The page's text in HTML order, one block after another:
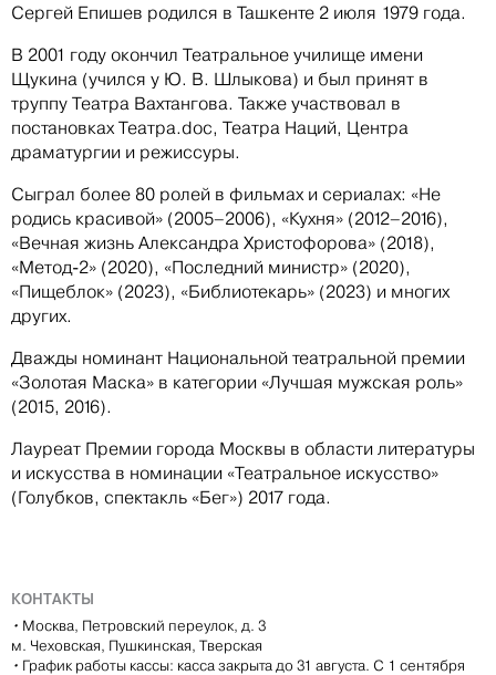
Сергей Епишев родился в Ташкенте 2 июля 1979 года.
В 2001 году окончил Театральное училище имени
Щукина (учился у Ю. В. Шлыкова) и был принят в
труппу Театра Вахтангова. Также участвовал в
постановках Театра.doc, Театра Наций, Центра
драматургии и режиссуры.
Сыграл более 80 ролей в фильмах и сериалах: «Не
родись красивой» (2005–2006), «Кухня» (2012–2016),
«Вечная жизнь Александра Христофорова» (2018),
«Метод-2» (2020), «Последний министр» (2020),
«Пищеблок» (2023), «Библиотекарь» (2023) и многих
других.
Дважды номинант Национальной театральной премии
«Золотая Маска» в категории «Лучшая мужская роль»
(2015, 2016).
Лауреат Премии города Москвы в области литературы
и искусства в номинации «Театральное искусство»
(Голубков, спектакль «Бег») 2017 года.
КОНТАКТЫ
• Москва, Петровский переулок, д. 3
м. Чеховская, Пушкинская, Тверская
• График работы кассы: касса закрыта до 31 августа. С 1 сентября